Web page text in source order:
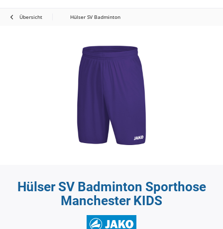
Übersicht Hülser SV Badminton
Hülser SV Badminton Sporthose
Manchester KIDS